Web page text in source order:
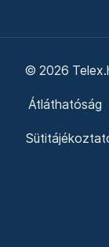
© 2026
Átláthatóság